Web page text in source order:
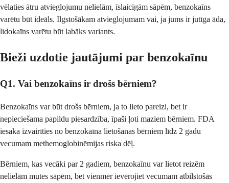
vēlaties ātru atvieglojumu nelielām, īslaicīgām sāpēm, benzokaīns
varētu būt ideāls. Ilgstošākam atvieglojumam vai, ja jums ir jutīga āda,
lidokaīns varētu būt labāks variants.
Bieži uzdotie jautājumi par benzokaīnu
Q1. Vai benzokaīns ir drošs bērniem?
Benzokaīns var būt drošs bērniem, ja to lieto pareizi, bet ir
nepieciešama papildu piesardzība, īpaši ļoti maziem bērniem. FDA
iesaka izvairīties no benzokaīna lietošanas bērniem līdz 2 gadu
vecumam methemoglobinēmijas riska dēļ.
Bērniem, kas vecāki par 2 gadiem, benzokaīnu var lietot reizēm
nelielām mutes sāpēm, bet vienmēr ievērojiet vecumam atbilstošās